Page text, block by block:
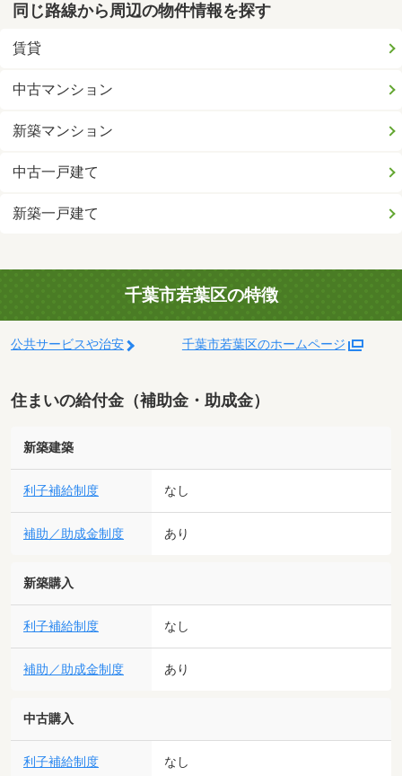
同じ路線から周辺の物件情報を探す
賃貸
中古マンション
新築マンション
中古一戸建て
新築一戸建て
千葉市若葉区の特徴
公共サービスや治安 千葉市若葉区のホームページ
住まいの給付金（補助金・助成金）
新築建築
利子補給制度 なし
補助／助成金制度 あり
新築購入
利子補給制度 なし
補助／助成金制度 あり
中古購入
利子補給制度 なし